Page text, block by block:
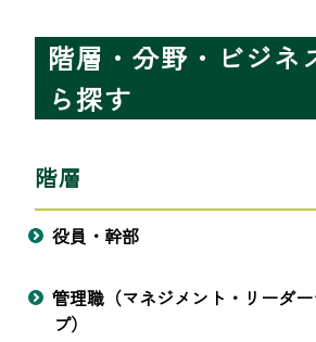
階層・分野・ビジネ
ら探す
階層
役員・幹部
管理職（マネジメント・リーダー
プ）